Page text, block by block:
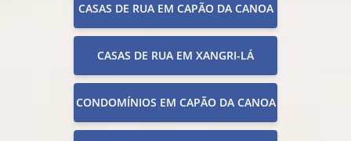
CASAS DE RUA EM CAPÃO DA CANOA
CASAS DE RUA EM XANGRI-LÁ
CONDOMÍNIOS EM CAPÃO DA CANOA